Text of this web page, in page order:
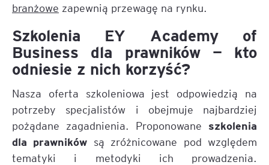
branżowe zapewnią przewagę na rynku.
Szkolenia EY Academy of
Business dla prawników — kto
odniesie z nich korzyść?
Nasza oferta szkoleniowa jest odpowiedzią na
potrzeby specjalistów i obejmuje najbardziej
pożądane zagadnienia. Proponowane szkolenia
dla prawników są zróżnicowane pod względem
tematyki i metodyki ich prowadzenia.